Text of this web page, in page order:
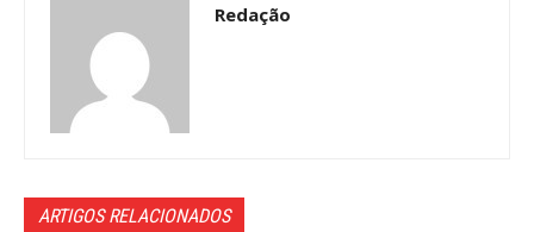
Redação
ARTIGOS RELACIONADOS